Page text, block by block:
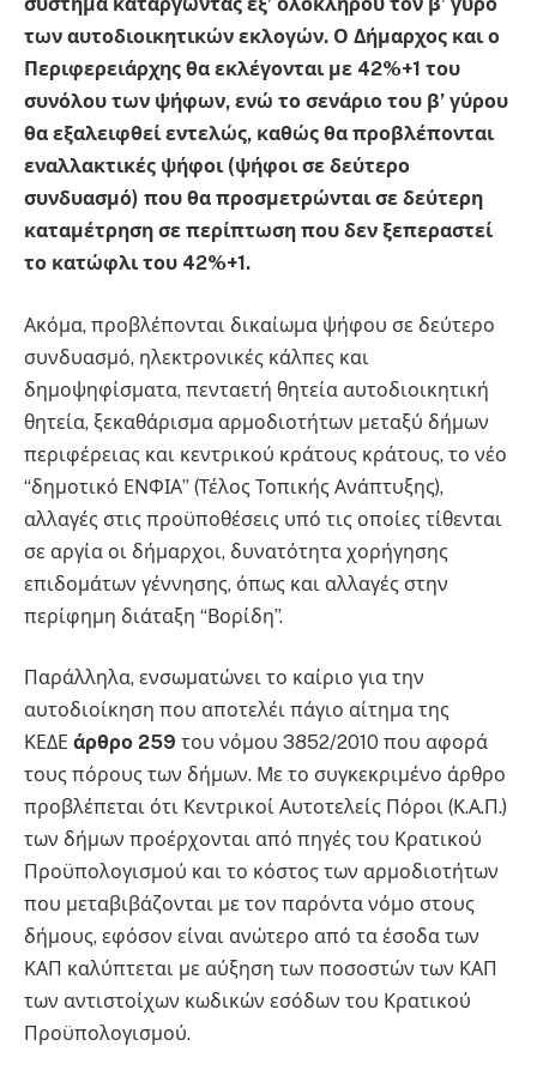
των αυτοδιοικητικών εκλογών. Ο Δήμαρχος και ο
Περιφερειάρχης θα εκλέγονται με 42%+1 του
συνόλου των ψήφων, ενώ το σενάριο του β’ γύρου
θα εξαλειφθεί εντελώς, καθώς θα προβλέπονται
εναλλακτικές ψήφοι (ψήφοι σε δεύτερο
συνδυασμό) που θα προσμετρώνται σε δεύτερη
καταμέτρηση σε περίπτωση που δεν ξεπεραστεί
το κατώφλι του 42%+1.
Ακόμα, προβλέπονται δικαίωμα ψήφου σε δεύτερο
συνδυασμό, ηλεκτρονικές κάλπες και
δημοψηφίσματα, πενταετή θητεία αυτοδιοικητική
θητεία, ξεκαθάρισμα αρμοδιοτήτων μεταξύ δήμων
περιφέρειας και κεντρικού κράτους κράτους, το νέο
“δημοτικό ΕΝΦΙΑ” (Τέλος Τοπικής Ανάπτυξης),
αλλαγές στις προϋποθέσεις υπό τις οποίες τίθενται
σε αργία οι δήμαρχοι, δυνατότητα χορήγησης
επιδομάτων γέννησης, όπως και αλλαγές στην
περίφημη διάταξη “Βορίδη”.
Παράλληλα, ενσωματώνει το καίριο για την
αυτοδιοίκηση που αποτελέι πάγιο αίτημα της
ΚΕΔΕ άρθρο 259 του νόμου 3852/2010 που αφορά
τους πόρους των δήμων. Με το συγκεκριμένο άρθρο
προβλέπεται ότι Κεντρικοί Αυτοτελείς Πόροι (Κ.Α.Π.)
των δήμων προέρχονται από πηγές του Κρατικού
Προϋπολογισμού και το κόστος των αρμοδιοτήτων
που μεταβιβάζονται με τον παρόντα νόμο στους
δήμους, εφόσον είναι ανώτερο από τα έσοδα των
ΚΑΠ καλύπτεται με αύξηση των ποσοστών των ΚΑΠ
των αντιστοίχων κωδικών εσόδων του Κρατικού
Προϋπολογισμού.